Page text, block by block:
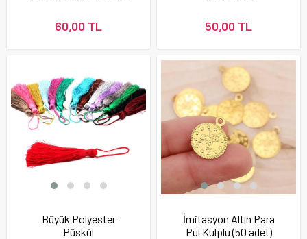
60,00 TL 50,00 TL
Büyük Polyester
Püskül
İmitasyon Altın Para
Pul Kulplu (50 adet)